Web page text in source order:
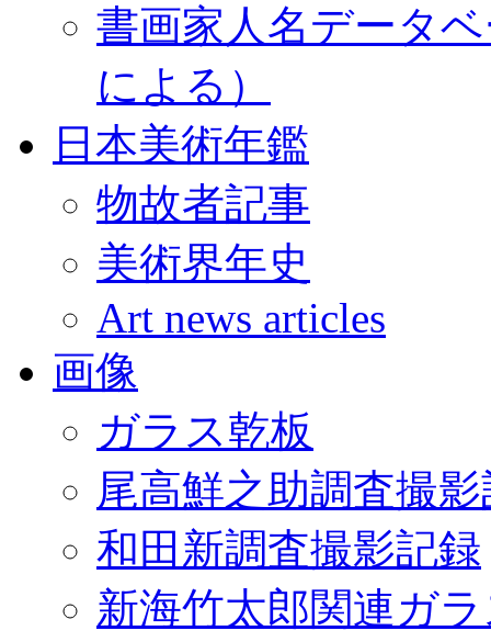
書画家人名データ
による）
日本美術年鑑
物故者記事
美術界年史
Art news articles
画像
ガラス乾板
尾高鮮之助調査撮
和田新調査撮影記録
新海竹太郎関連ガ